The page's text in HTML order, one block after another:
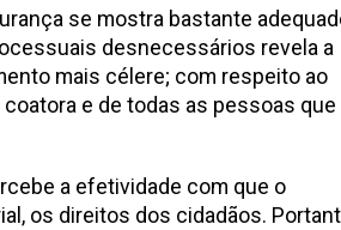
se mostra bastante
desnecessários revela a
mais célere; com respeito ao
e de todas as pessoas que
a efetividade com que o
os direitos dos cidadãos.